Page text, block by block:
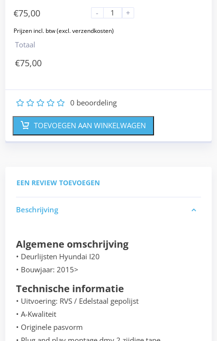
€75,00
-
+
Totaal
€75,00
5
4
3
2 0 beoordeling
TOEVOEGEN AAN WINKELWAGEN
EEN REVIEW TOEVOEGEN
Beschrijving
Algemene omschrijving
• Deurlijsten Hyundai I20
• Bouwjaar: 2015>
Technische informatie
• Uitvoering: RVS / Edelstaal gepolijst
• A-Kwaliteit
• Originele pasvorm